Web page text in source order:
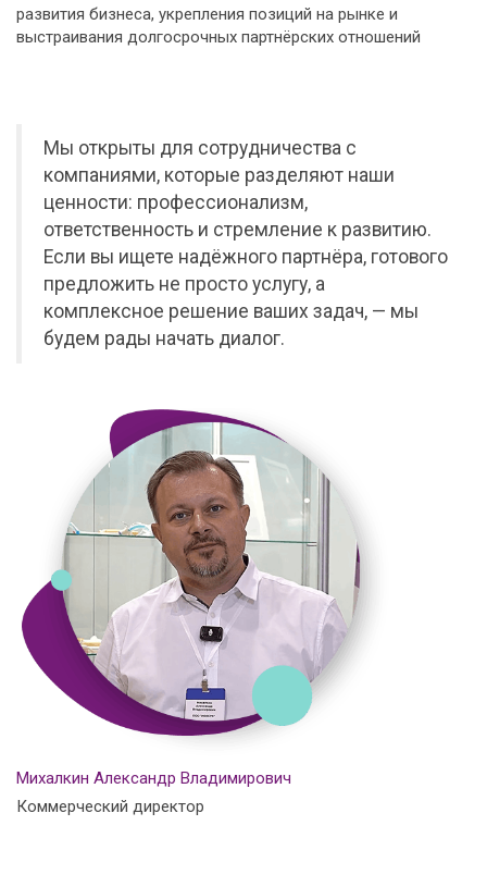
развития бизнеса, укрепления позиций на рынке и
выстраивания долгосрочных партнёрских отношений
Мы открыты для сотрудничества с
компаниями, которые разделяют наши
ценности: профессионализм,
ответственность и стремление к развитию.
Если вы ищете надёжного партнёра, готового
предложить не просто услугу, а
комплексное решение ваших задач, — мы
будем рады начать диалог.
Михалкин Александр Владимирович
Коммерческий директор